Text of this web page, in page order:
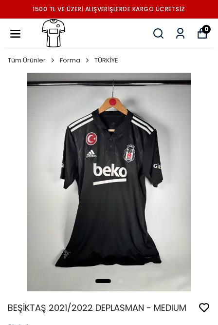
1500 TL VE ÜZERİ ALIŞVERİŞLERDE KARGO ÜCRETSİZ
0
Tüm Ürünler Forma TÜRKİYE
BEŞİKTAŞ 2021/2022 DEPLASMAN - MEDIUM